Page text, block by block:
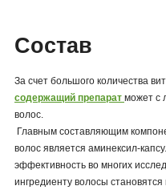
Состав
За счет большого количества
содержащий препарат может с
волос.
Главным составляющим
волос является аминексил-
эффективность во многих
ингредиенту волосы